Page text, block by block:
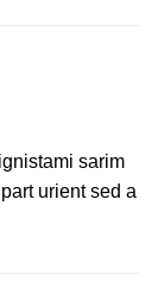
sarim
urient sed a